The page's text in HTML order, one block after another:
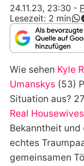
24.11.23, 23:30 -
Lesezeit: 2 min
Wie sehen Kyle
Umanskys (53)
Situation aus?
Real
Bekanntheit
echtes
gemeinsamen